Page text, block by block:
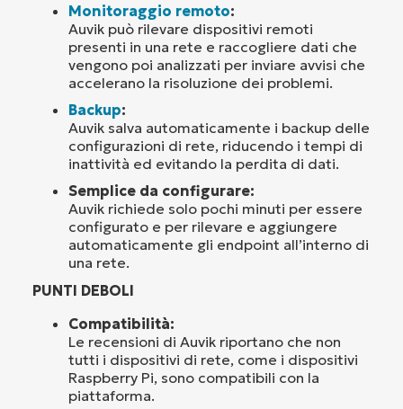
Monitoraggio remoto:
Auvik può rilevare dispositivi remoti
presenti in una rete e raccogliere dati che
vengono poi analizzati per inviare avvisi che
accelerano la risoluzione dei problemi.
Backup:
Auvik salva automaticamente i backup delle
configurazioni di rete, riducendo i tempi di
inattività ed evitando la perdita di dati.
Semplice da configurare:
Auvik richiede solo pochi minuti per essere
configurato e per rilevare e aggiungere
automaticamente gli endpoint all’interno di
una rete.
PUNTI DEBOLI
Compatibilità:
Le recensioni di Auvik riportano che non
tutti i dispositivi di rete, come i dispositivi
Raspberry Pi, sono compatibili con la
piattaforma.